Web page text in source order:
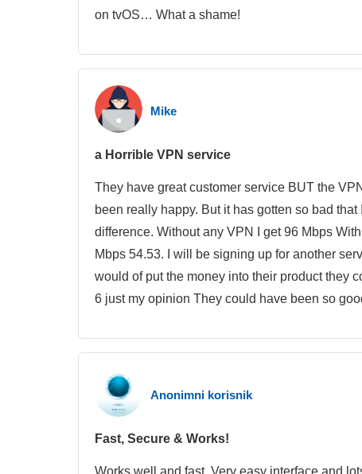
on tvOS… What a shame!
Mike
a Horrible VPN service
They have great customer service BUT the
been really happy. But it has gotten so bad
difference. Without any VPN I get 96 Mbps
Mbps 54.53. I will be signing up for another
would of put the money into their product they
6 just my opinion They could have been so
Anonimni korisnik
Fast, Secure & Works!
Works well and fast. Very easy interface and